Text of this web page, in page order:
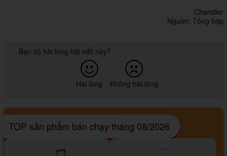
Chandler
Nguồn: Tổng hợp
Bạn có hài lòng bài viết này?
Hài lòng Không hài lòng
TOP sản phẩm bán chạy tháng 08/2026